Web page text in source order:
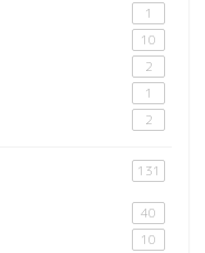
1
10
2
1
2
131
40
10